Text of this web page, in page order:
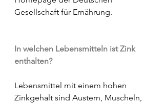
Gesellschaft für Ernährung.
In welchen Lebensmitteln ist Zink
enthalten?
Lebensmittel mit einem hohen
Zinkgehalt sind Austern, Muscheln,